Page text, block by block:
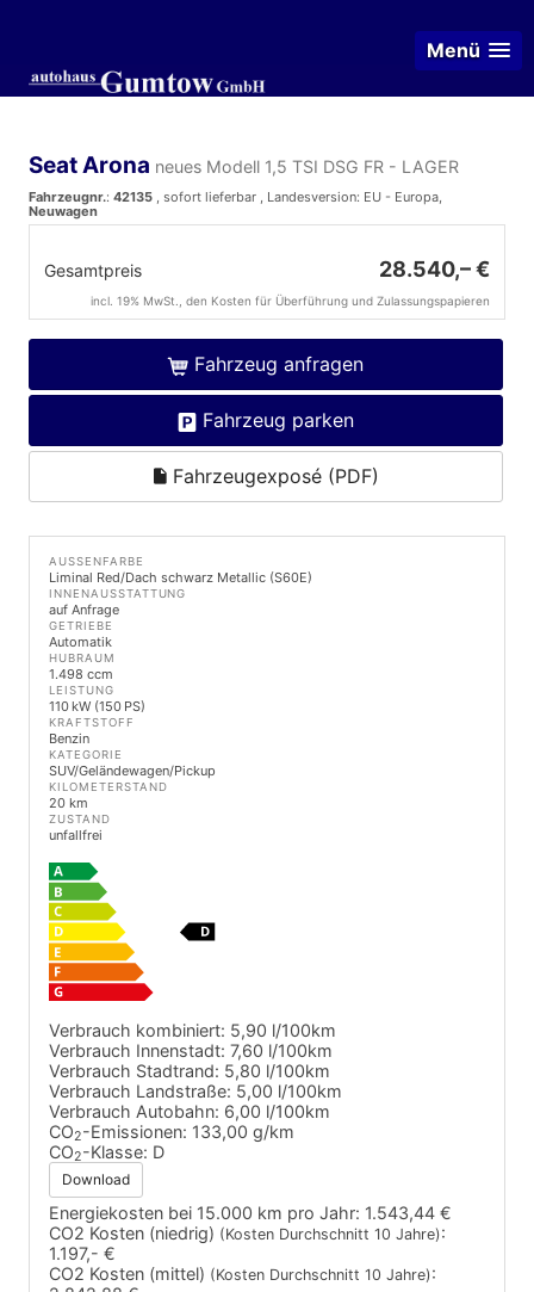
Menü
Seat Arona neues Modell 1,5 TSI DSG FR - LAGER
Fahrzeugnr.: 42135 , sofort lieferbar , Landesversion: EU - Europa,
Neuwagen
Gesamtpreis 28.540,– €
incl. 19% MwSt., den Kosten für Überführung und Zulassungspapieren
Fahrzeug anfragen
Fahrzeug parken
Fahrzeugexposé (PDF)
AUSSENFARBE
Liminal Red/Dach schwarz Metallic (S60E)
INNENAUSSTATTUNG
auf Anfrage
GETRIEBE
Automatik
HUBRAUM
1.498 ccm
LEISTUNG
110 kW (150 PS)
KRAFTSTOFF
Benzin
KATEGORIE
SUV/Geländewagen/Pickup
KILOMETERSTAND
20 km
ZUSTAND
unfallfrei
Verbrauch kombiniert: 5,90 l/100km
Verbrauch Innenstadt: 7,60 l/100km
Verbrauch Stadtrand: 5,80 l/100km
Verbrauch Landstraße: 5,00 l/100km
Verbrauch Autobahn: 6,00 l/100km
CO2-Emissionen: 133,00 g/km
CO2-Klasse: D
Download
Energiekosten bei 15.000 km pro Jahr: 1.543,44 €
CO2 Kosten (niedrig) (Kosten Durchschnitt 10 Jahre):
1.197,- €
CO2 Kosten (mittel) (Kosten Durchschnitt 10 Jahre):